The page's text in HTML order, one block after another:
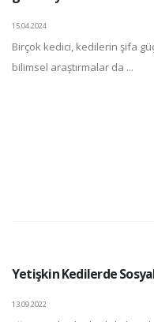
15.04.2024
Birçok kedici, kedilerin şifa
bilimsel araştırmalar da ...
Yetişkin Kedilerde
13.09.2022